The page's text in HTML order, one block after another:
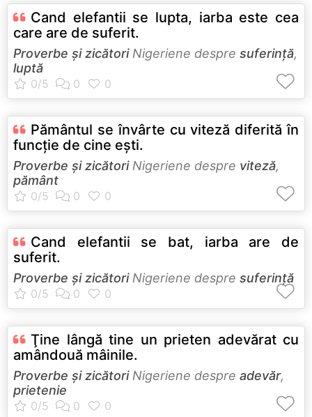
Cand elefantii se lupta, iarba este cea
care are de suferit.
Proverbe și zicătoriNigeriene despre suferință,
luptă
Pământul se învârte cu viteză diferită în
funcţie de cine eşti.
Proverbe și zicătoriNigeriene despre viteză,
pământ
Cand elefantii se bat, iarba are de
suferit.
Proverbe și zicătoriNigeriene despre suferință
Ţine lângă tine un prieten adevărat cu
amândouă mâinile.
Proverbe și zicătoriNigeriene despre adevăr,
prietenie